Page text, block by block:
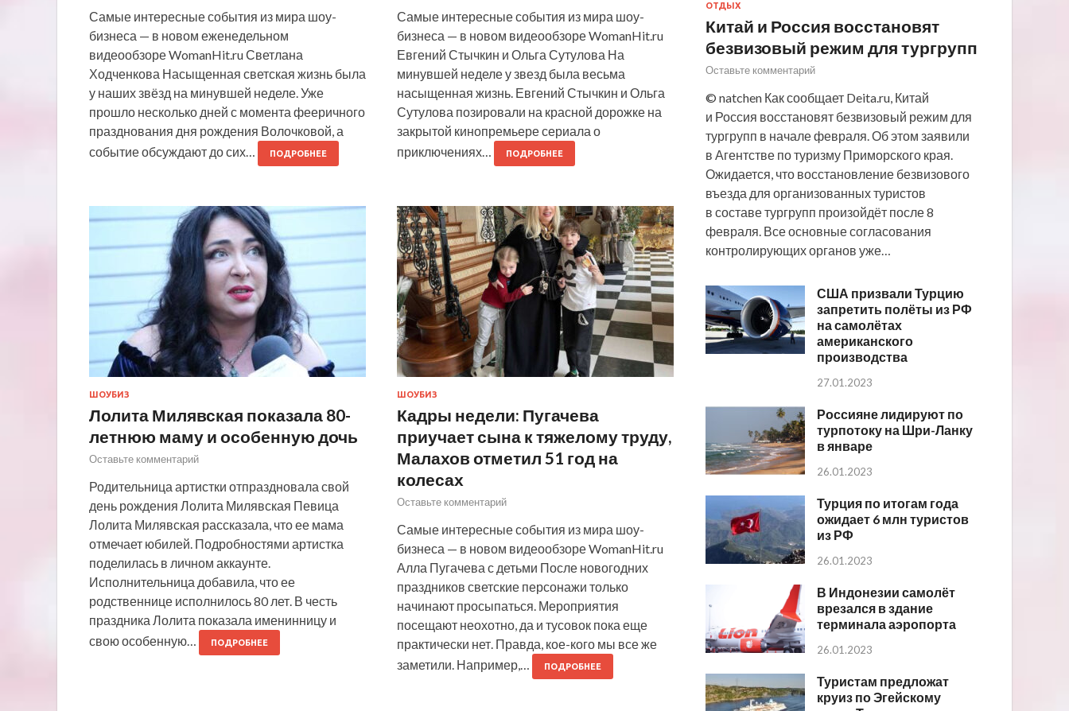
Самые интересные события из мира шоу-
бизнеса — в новом еженедельном
видеообзоре WomanHit.ru Светлана
Ходченкова Насыщенная светская жизнь была
у наших звёзд на минувшей неделе. Уже
прошло несколько дней с момента фееричного
празднования дня рождения Волочковой, а
событие обсуждают до сих…
ПОДРОБНЕЕ
Самые интересные события из мира шоу-
бизнеса — в новом видеообзоре WomanHit.ru
Евгений Стычкин и Ольга Сутулова На
минувшей неделе у звезд была весьма
насыщенная жизнь. Евгений Стычкин и Ольга
Сутулова позировали на красной дорожке на
закрытой кинопремьере сериала о
приключениях…
ПОДРОБНЕЕ
ШОУБИЗ
Лолита Милявская показала 80-
летнюю маму и особенную дочь
Оставьте комментарий
Родительница артистки отпраздновала свой
день рождения Лолита Милявская Певица
Лолита Милявская рассказала, что ее мама
отмечает юбилей. Подробностями артистка
поделилась в личном аккаунте.
Исполнительница добавила, что ее
родственнице исполнилось 80 лет. В честь
праздника Лолита показала именинницу и
свою особенную…
ПОДРОБНЕЕ
ШОУБИЗ
Кадры недели: Пугачева
приучает сына к тяжелому труду,
Малахов отметил 51 год на
колесах
Оставьте комментарий
Самые интересные события из мира шоу-
бизнеса — в новом видеообзоре WomanHit.ru
Алла Пугачева с детьми После новогодних
праздников светские персонажи только
начинают просыпаться. Мероприятия
посещают неохотно, да и тусовок пока еще
практически нет. Правда, кое-кого мы все же
заметили. Например,…
ПОДРОБНЕЕ
ОТДЫХ
Китай и Россия восстановят
безвизовый режим для тургрупп
Оставьте комментарий
© natchen Как сообщает Deita.ru, Китай
и Россия восстановят безвизовый режим для
тургрупп в начале февраля. Об этом заявили
в Агентстве по туризму Приморского края.
Ожидается, что восстановление безвизового
въезда для организованных туристов
в составе тургрупп произойдёт после 8
февраля. Все основные согласования
контролирующих органов уже…
США призвали Турцию
запретить полёты из РФ
на самолётах
американского
производства
27.01.2023
Россияне лидируют по
турпотоку на Шри-Ланку
в январе
26.01.2023
Турция по итогам года
ожидает 6 млн туристов
из РФ
26.01.2023
В Индонезии самолёт
врезался в здание
терминала аэропорта
26.01.2023
Туристам предложат
круиз по Эгейскому